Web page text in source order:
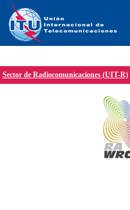
Sector de Radiocomunicaciones (UIT-R)